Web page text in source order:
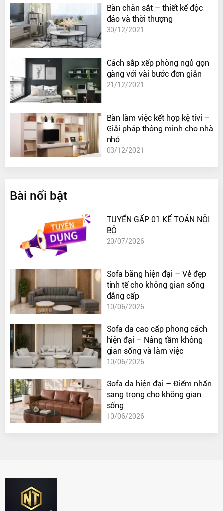
Bàn chân sắt – thiết kế độc
đáo và thời thượng
30/12/2021
Cách sắp xếp phòng ngủ gọn
gàng với vài bước đơn giản
21/12/2021
Bàn làm việc kết hợp kệ tivi –
Giải pháp thông minh cho nhà
nhỏ
03/12/2021
Bài nổi bật
TUYỂN GẤP 01 KẾ TOÁN NỘI
BỘ
20/07/2026
Sofa băng hiện đại – Vẻ đẹp
tinh tế cho không gian sống
đẳng cấp
10/06/2026
Sofa da cao cấp phong cách
hiện đại – Nâng tầm không
gian sống và làm việc
10/06/2026
Sofa da hiện đại – Điểm nhấn
sang trọng cho không gian
sống
10/06/2026